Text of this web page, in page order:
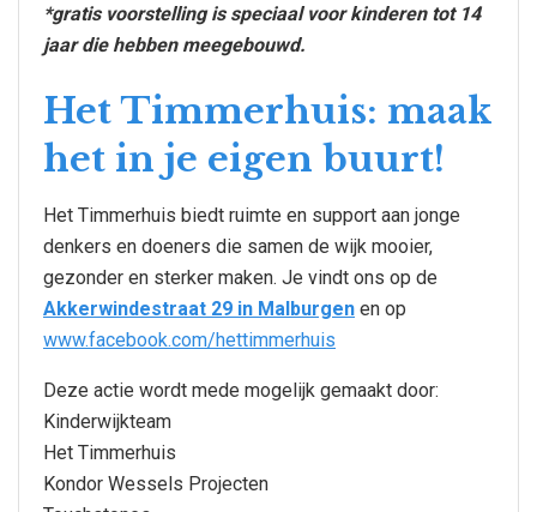
*gratis voorstelling is speciaal voor kinderen tot 14
jaar die hebben meegebouwd.
Het Timmerhuis: maak
het in je eigen buurt!
Het Timmerhuis biedt ruimte en support aan jonge
denkers en doeners die samen de wijk mooier,
gezonder en sterker maken. Je vindt ons op de
Akkerwindestraat 29 in Malburgen en op
www.facebook.com/hettimmerhuis
Deze actie wordt mede mogelijk gemaakt door:
Kinderwijkteam
Het Timmerhuis
Kondor Wessels Projecten